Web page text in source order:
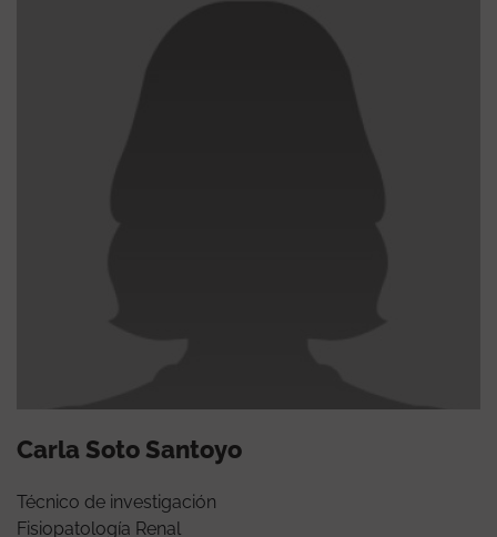
Carla Soto Santoyo
Técnico de investigación
Fisiopatología Renal